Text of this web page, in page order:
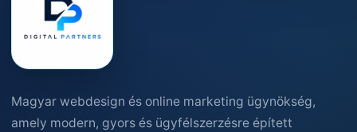
Magyar webdesign és online marketing ügynökség,
amely modern, gyors és ügyfélszerzésre épített